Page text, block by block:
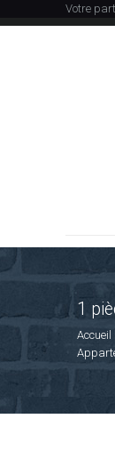
Votre
1
Accueil